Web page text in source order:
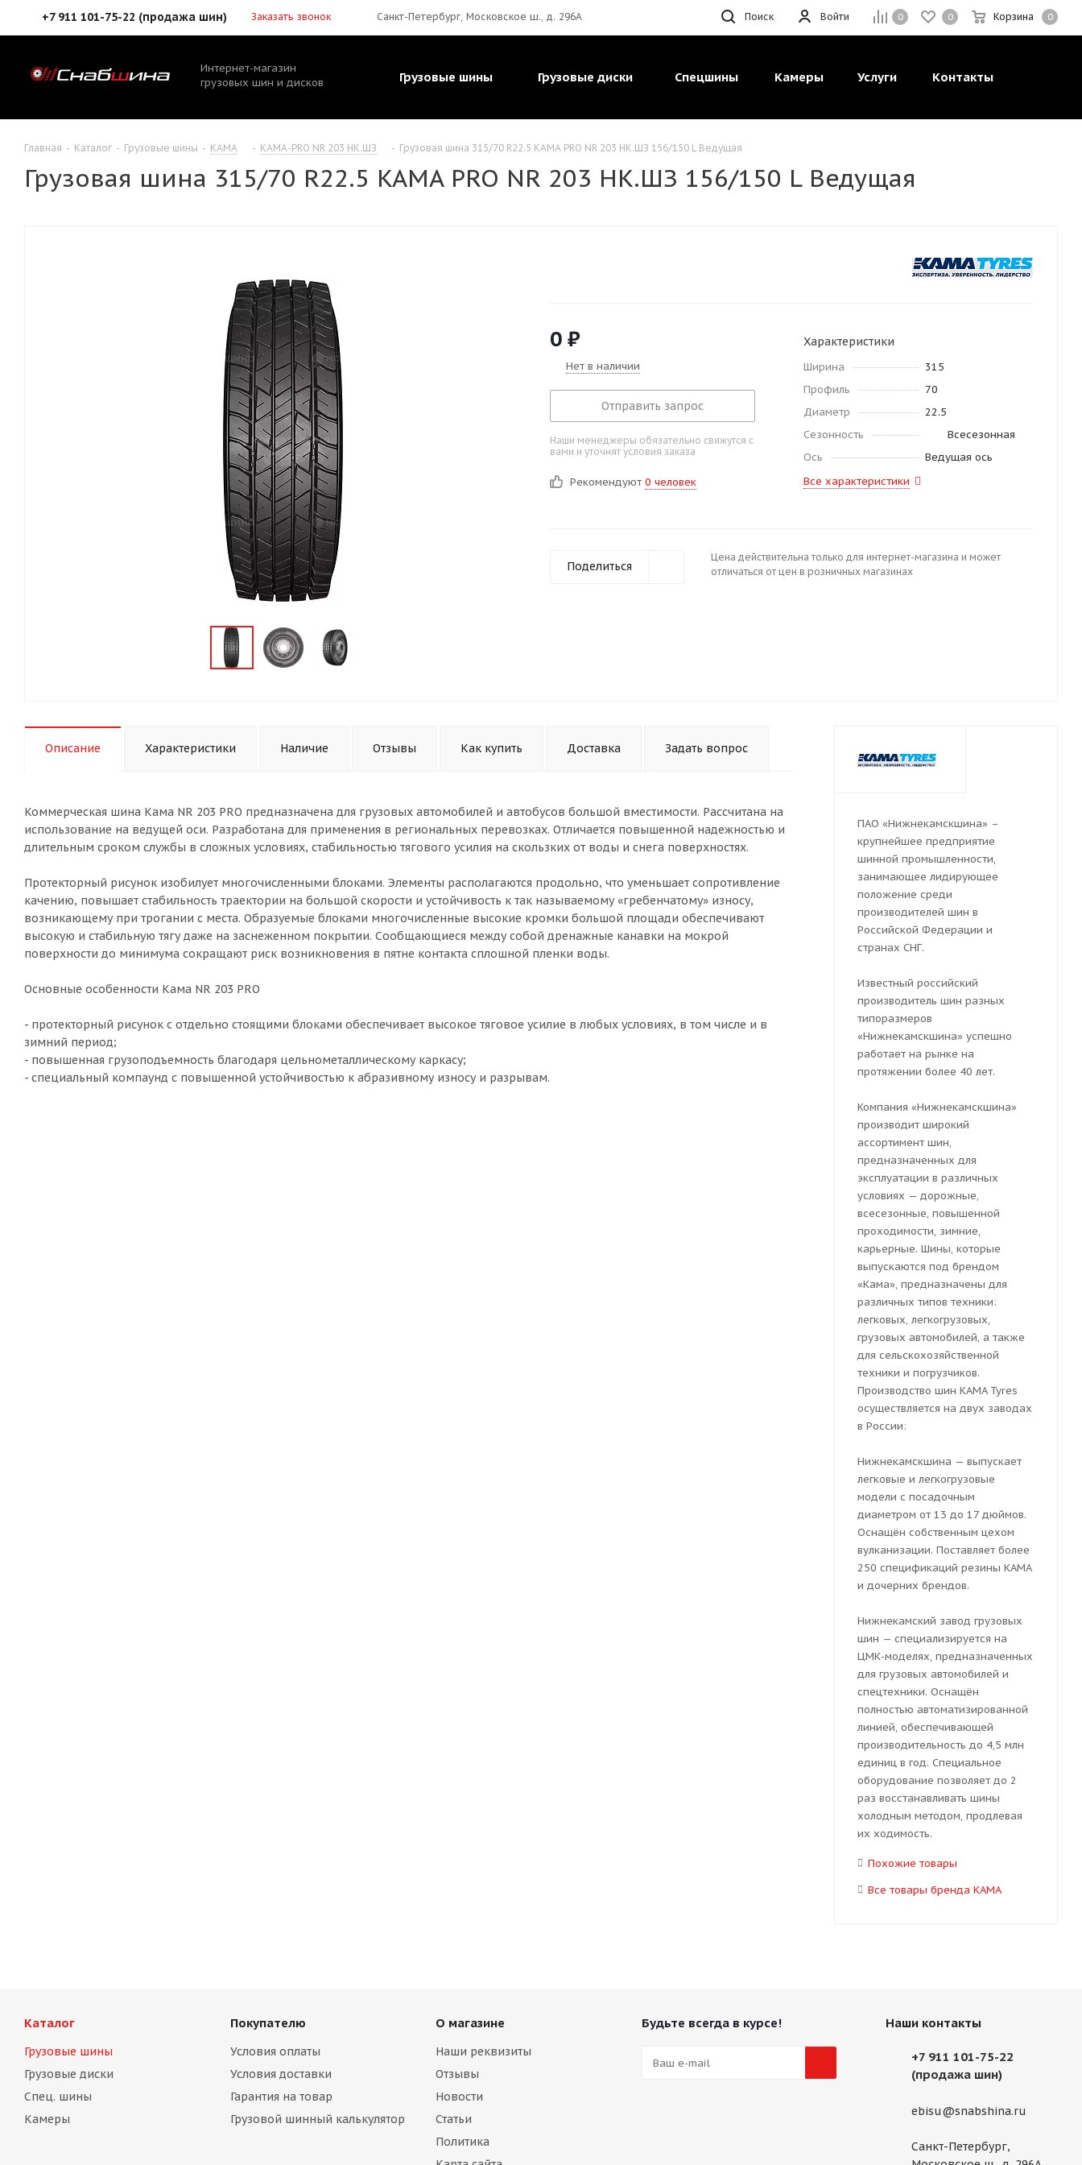
+7 911 101-75-22 (продажа шин) Заказать звонок 0 0 Корзина 0
Войти
Санкт-Петербург, Московское ш., д. 296А Поиск
Интернет-магазин
грузовых шин и дисков
Грузовые шины Грузовые диски Спецшины Камеры Услуги Контакты
Главная - Каталог - Грузовые шины - КАМА - КАМА-PRO NR 203 НК.ШЗ - Грузовая шина 315/70 R22.5 KAMA PRO NR 203 НК.ШЗ 156/150 L Ведущая
Грузовая шина 315/70 R22.5 KAMA PRO NR 203 НК.ШЗ 156/150 L Ведущая
0 ₽
Нет в наличии
Отправить запрос
Наши менеджеры обязательно свяжутся с
вами и уточнят условия заказа
Рекомендуют 0 человек
Характеристики
Ширина
315
Профиль
70
Диаметр
22.5
Сезонность
Всесезонная
Ось
Ведущая ось
Все характеристики
Поделиться
Цена действительна только для интернет-магазина и может
отличаться от цен в розничных магазинах
Описание Характеристики Наличие Отзывы Как купить Доставка Задать вопрос
Коммерческая шина Кама NR 203 PRO предназначена для грузовых автомобилей и автобусов большой вместимости. Рассчитана на
использование на ведущей оси. Разработана для применения в региональных перевозках. Отличается повышенной надежностью и
длительным сроком службы в сложных условиях, стабильностью тягового усилия на скользких от воды и снега поверхностях.
Протекторный рисунок изобилует многочисленными блоками. Элементы располагаются продольно, что уменьшает сопротивление
качению, повышает стабильность траектории на большой скорости и устойчивость к так называемому «гребенчатому» износу,
возникающему при трогании с места. Образуемые блоками многочисленные высокие кромки большой площади обеспечивают
высокую и стабильную тягу даже на заснеженном покрытии. Сообщающиеся между собой дренажные канавки на мокрой
поверхности до минимума сокращают риск возникновения в пятне контакта сплошной пленки воды.
Основные особенности Кама NR 203 PRO
- протекторный рисунок с отдельно стоящими блоками обеспечивает высокое тяговое усилие в любых условиях, в том числе и в
зимний период;
- повышенная грузоподъемность благодаря цельнометаллическому каркасу;
- специальный компаунд с повышенной устойчивостью к абразивному износу и разрывам.
ПАО «Нижнекамскшина» –
крупнейшее предприятие
шинной промышленности,
занимающее лидирующее
положение среди
производителей шин в
Российской Федерации и
странах СНГ.
Известный российский
производитель шин разных
типоразмеров
«Нижнекамскшина» успешно
работает на рынке на
протяжении более 40 лет.
Компания «Нижнекамскшина»
производит широкий
ассортимент шин,
предназначенных для
эксплуатации в различных
условиях — дорожные,
всесезонные, повышенной
проходимости, зимние,
карьерные. Шины, которые
выпускаются под брендом
«Кама», предназначены для
различных типов техники:
легковых, легкогрузовых,
грузовых автомобилей, а также
для сельскохозяйственной
техники и погрузчиков.
Производство шин KAMA Tyres
осуществляется на двух заводах
в России:
Нижнекамскшина — выпускает
легковые и легкогрузовые
модели с посадочным
диаметром от 13 до 17 дюймов.
Оснащён собственным цехом
вулканизации. Поставляет более
250 спецификаций резины КАМА
и дочерних брендов.
Нижнекамский завод грузовых
шин — специализируется на
ЦМК-моделях, предназначенных
для грузовых автомобилей и
спецтехники. Оснащён
полностью автоматизированной
линией, обеспечивающей
производительность до 4,5 млн
единиц в год. Специальное
оборудование позволяет до 2
раз восстанавливать шины
холодным методом, продлевая
их ходимость.
Похожие товары
Все товары бренда КАМА
Каталог
Грузовые шины
Грузовые диски
Спец. шины
Камеры
Покупателю
Условия оплаты
Условия доставки
Гарантия на товар
Грузовой шинный калькулятор
О магазине
Наши реквизиты
Отзывы
Новости
Статьи
Политика
Будьте всегда в курсе! Наши контакты
+7 911 101-75-22
(продажа шин)
ebisu@snabshina.ru
Санкт-Петербург,